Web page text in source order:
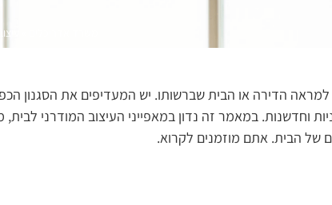
הדירה או הבית שברשותו. יש המעדיפים את הסגנון
וחדשנות. במאמר זה נדון במאפייני העיצוב המודרני
של הבית. אתם מוזמנים לקרוא.